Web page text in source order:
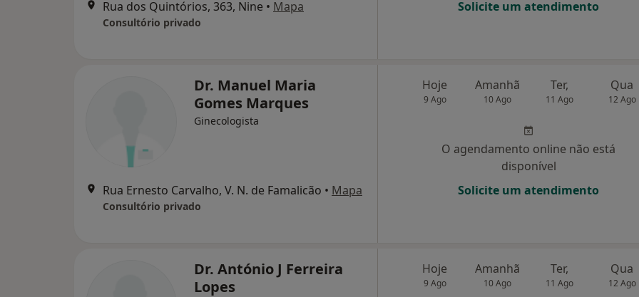
Rua dos Quintórios, 363, Nine • Mapa
Consultório privado
Solicite um atendimento
Dr. Manuel Maria
Gomes Marques
Ginecologista
Rua Ernesto Carvalho, V. N. de Famalicão • Mapa
Consultório privado
Hoje
9 Ago
Amanhã
10 Ago
Ter,
11 Ago
Qua
12 Ago
O agendamento online não está
disponível
Solicite um atendimento
Dr. António J Ferreira
Lopes
Hoje
9 Ago
Amanhã
10 Ago
Ter,
11 Ago
Qua
12 Ago